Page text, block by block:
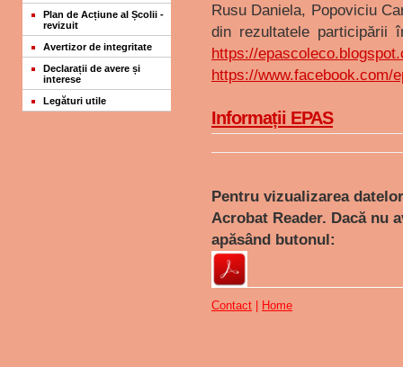
Plan de Acțiune al Școlii -
revizuit
Avertizor de integritate
Declarații de avere și
interese
Legături utile
Rusu Daniela, Popoviciu
din rezultatele participării
https://
https://www.facebook.com/
Informații EPAS
Pentru vizualizarea
Acrobat Reader. Dacă nu
apăsând butonul:
Contact Home